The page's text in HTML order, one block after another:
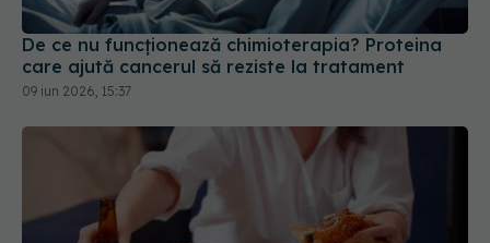
De ce nu funcționează chimioterapia? Proteina
care ajută cancerul să reziste la tratament
09 iun 2026, 15:37